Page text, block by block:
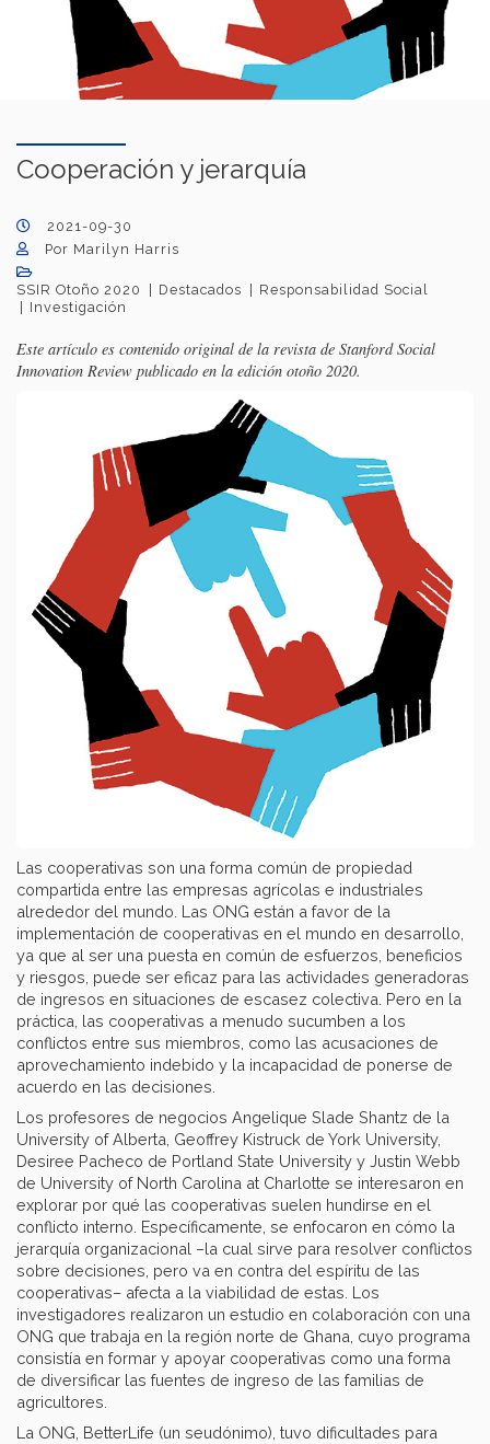
Cooperación y jerarquía
2021-09-30
Por Marilyn Harris
SSIR Otoño 2020 Destacados
Responsabilidad Social
Investigación
Este artículo es contenido original de la revista de Stanford Social
Innovation Review publicado en la edición otoño 2020.
Las cooperativas son una forma común de propiedad
compartida entre las empresas agrícolas e industriales
alrededor del mundo. Las ONG están a favor de la
implementación de cooperativas en el mundo en desarrollo,
ya que al ser una puesta en común de esfuerzos, beneficios
y riesgos, puede ser eficaz para las actividades generadoras
de ingresos en situaciones de escasez colectiva. Pero en la
práctica, las cooperativas a menudo sucumben a los
conflictos entre sus miembros, como las acusaciones de
aprovechamiento indebido y la incapacidad de ponerse de
acuerdo en las decisiones.
Los profesores de negocios Angelique Slade Shantz de la
University of Alberta, Geoffrey Kistruck de York University,
Desiree Pacheco de Portland State University y Justin Webb
de University of North Carolina at Charlotte se interesaron en
explorar por qué las cooperativas suelen hundirse en el
conflicto interno. Específicamente, se enfocaron en cómo la
jerarquía organizacional –la cual sirve para resolver conflictos
sobre decisiones, pero va en contra del espíritu de las
cooperativas– afecta a la viabilidad de estas. Los
investigadores realizaron un estudio en colaboración con una
ONG que trabaja en la región norte de Ghana, cuyo programa
consistía en formar y apoyar cooperativas como una forma
de diversificar las fuentes de ingreso de las familias de
agricultores.
La ONG, BetterLife (un seudónimo), tuvo dificultades para